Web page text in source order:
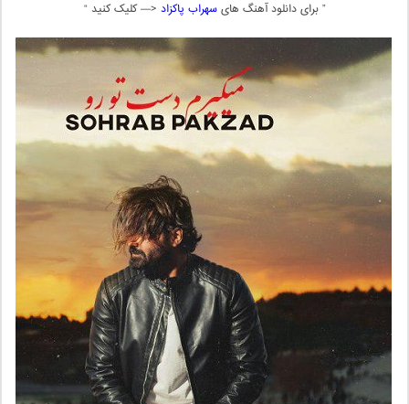
” برای دانلود آهنگ هایسهراب پاکزاد <— کلیک کنید “